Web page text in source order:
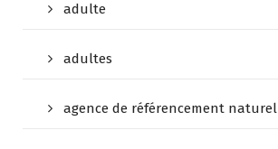
adulte
adultes
agence de référencement naturel